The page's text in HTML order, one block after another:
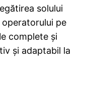
solului
pe
complete și
și adaptabil la